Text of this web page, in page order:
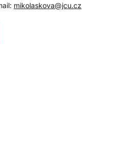
mikolaskova@jcu.cz